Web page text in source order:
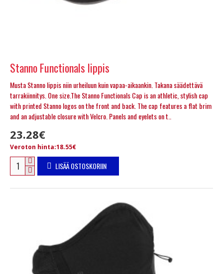
Stanno Functionals lippis
Musta Stanno lippis niin urheiluun kuin vapaa-aikaankin. Takana säädettävä
tarrakiinnitys. One size.The Stanno Functionals Cap is an athletic, stylish cap
with printed Stanno logos on the front and back. The cap features a flat brim
and an adjustable closure with Velcro. Panels and eyelets on t..
23.28€
Veroton hinta:18.55€
LISÄÄ OSTOSKORIIN